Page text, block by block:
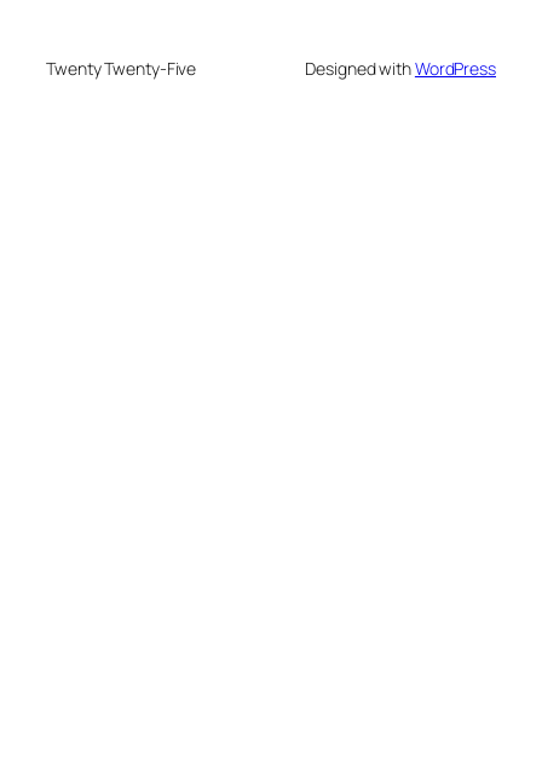
Twenty Twenty-Five Designed withWordPress